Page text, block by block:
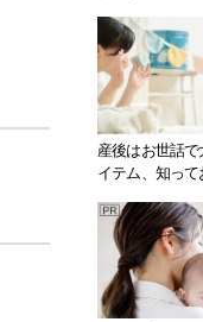
産後はお世話
イテム、知っ